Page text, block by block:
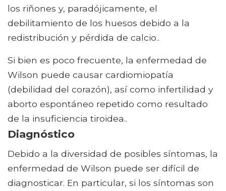
los riñones y, paradójicamente, el
debilitamiento de los huesos debido a la
redistribución y pérdida de calcio..
Si bien es poco frecuente, la enfermedad de
Wilson puede causar cardiomiopatía
(debilidad del corazón), así como infertilidad y
aborto espontáneo repetido como resultado
de la insuficiencia tiroidea..
Diagnóstico
Debido a la diversidad de posibles síntomas, la
enfermedad de Wilson puede ser difícil de
diagnosticar. En particular, si los síntomas son